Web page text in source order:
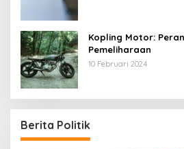
Kopling Motor:
Pemeliharaan
10 Februari 2024
Berita Politik